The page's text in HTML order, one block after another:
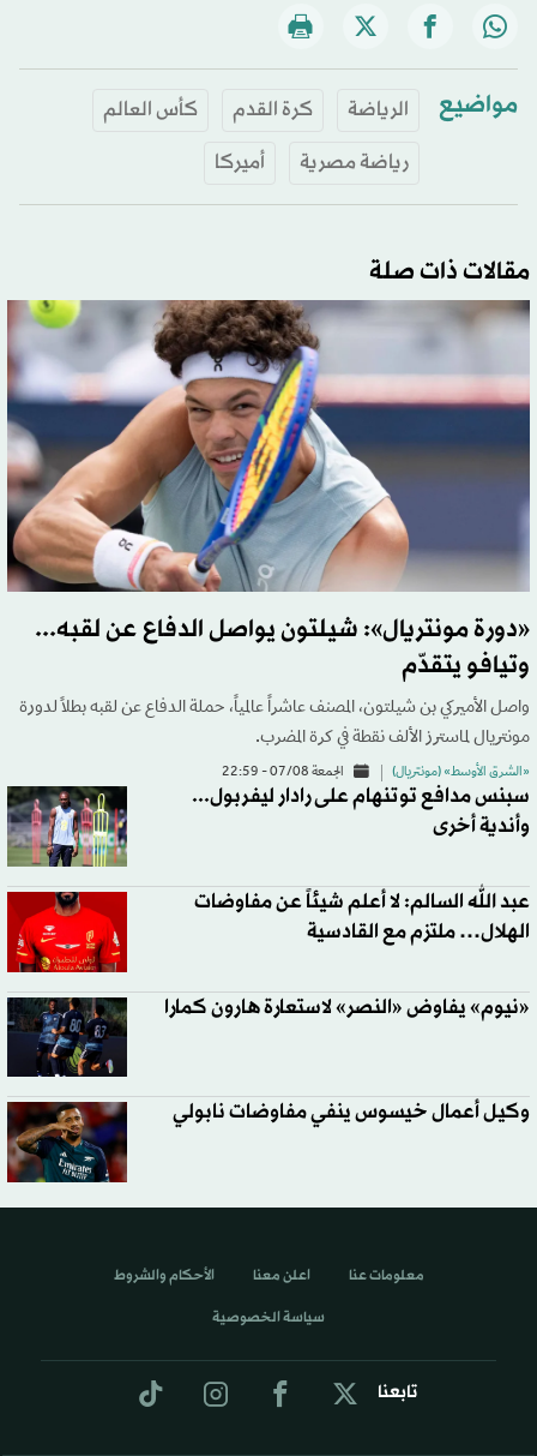
مواضيع الرياضة كرة القدم
كأس العالم
رياضة مصرية
أميركا
مقالات ذات صلة
«دورة مونتريال»: شيلتون يواصل الدفاع عن لقبه...
وتيافو يتقدّم
واصل الأميركي بن شيلتون، المصنف عاشراً عالمياً، حملة الدفاع عن لقبه بطلاً لدورة
مونتريال لماسترز الألف نقطة في كرة المضرب.
«الشرق الأوسط» (مونتريال) الجمعة 07/08 - 22:59
سبنس مدافع توتنهام على رادار ليفربول...
وأندية أخرى
عبد الله السالم: لا أعلم شيئاً عن مفاوضات
الهلال… ملتزم مع القادسية
«نيوم» يفاوض «النصر» لاستعارة هارون كمارا
وكيل أعمال خيسوس ينفي مفاوضات نابولي
تابعنا
معلومات عنا اعلن معنا الأحكام والشروط
سياسة الخصوصية